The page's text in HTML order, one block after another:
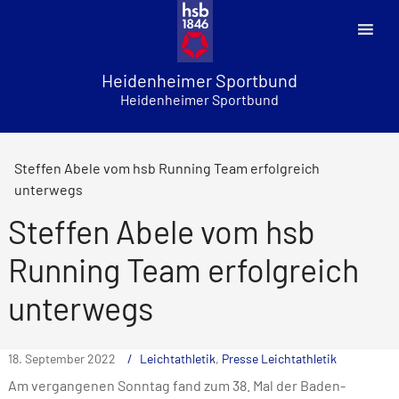
Heidenheimer Sportbund
Heidenheimer Sportbund
Steffen Abele vom hsb Running Team erfolgreich
unterwegs
Steffen Abele vom hsb
Running Team erfolgreich
unterwegs
18. September 2022 Leichtathletik, Presse Leichtathletik
Am vergangenen Sonntag fand zum 38. Mal der Baden-